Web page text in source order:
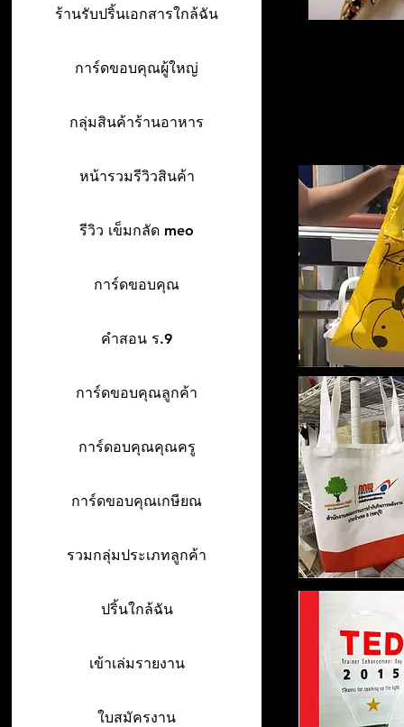
ร้านรับปริ้นเอกสารใกล้ฉัน
การ์ดขอบคุณผู้ใหญ่
กลุ่มสินค้าร้านอาหาร
หน้ารวมรีวิวสินค้า
รีวิว เข็มกลัด meo
การ์ดขอบคุณ
คำสอน ร.9
การ์ดขอบคุณลูกค้า
การ์ดอบคุณคุณครู
การ์ดขอบคุณเกษียณ
รวมกลุ่มประเภทลูกค้า
ปริ้นใกล้ฉัน
เข้าเล่มรายงาน
ใบสมัครงาน